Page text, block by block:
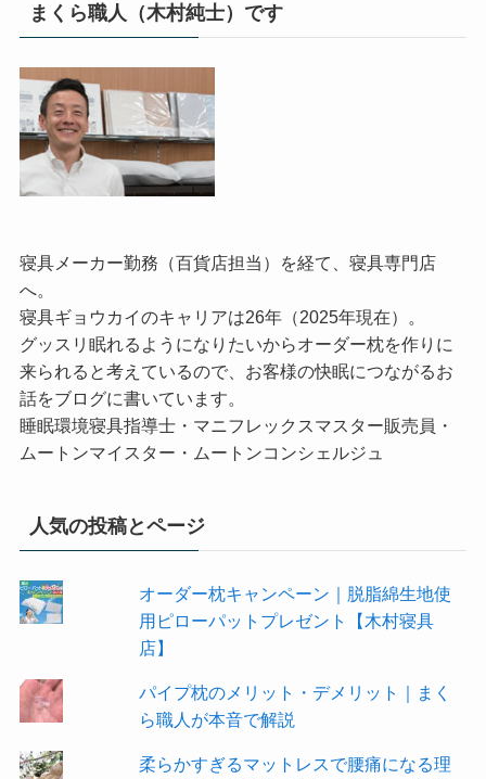
まくら職人（木村純士）です
寝具メーカー勤務（百貨店担当）を経て、寝具専門店
へ。
寝具ギョウカイのキャリアは26年（2025年現在）。
グッスリ眠れるようになりたいからオーダー枕を作りに
来られると考えているので、お客様の快眠につながるお
話をブログに書いています。
睡眠環境寝具指導士・マニフレックスマスター販売員・
ムートンマイスター・ムートンコンシェルジュ
人気の投稿とページ
オーダー枕キャンペーン｜脱脂綿生地使
用ピローパットプレゼント【木村寝具
店】
パイプ枕のメリット・デメリット｜まく
ら職人が本音で解説
柔らかすぎるマットレスで腰痛になる理